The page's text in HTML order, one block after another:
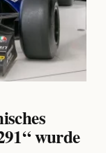
wurde